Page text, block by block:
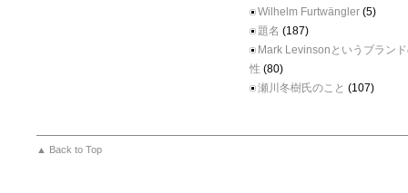
Wilhelm Furtwängler (5)
題名 (187)
Mark Levinsonというブラン
性 (80)
瀬川冬樹氏のこと (107)
▲ Back to Top